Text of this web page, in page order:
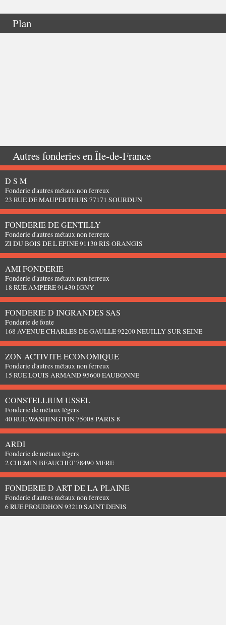
Plan
Autres fonderies enÎle-de-France
D S M
Fonderie d'autres métaux non ferreux
23 RUE DE MAUPERTHUIS 77171 SOURDUN
FONDERIE DE GENTILLY
Fonderie d'autres métaux non ferreux
ZI DU BOIS DE L EPINE 91130 RIS ORANGIS
AMI FONDERIE
Fonderie d'autres métaux non ferreux
18 RUE AMPERE 91430 IGNY
FONDERIE D INGRANDES SAS
Fonderie de fonte
168 AVENUE CHARLES DE GAULLE 92200 NEUILLY SUR SEINE
ZON ACTIVITE ECONOMIQUE
Fonderie d'autres métaux non ferreux
15 RUE LOUIS ARMAND 95600 EAUBONNE
CONSTELLIUM USSEL
Fonderie de métaux légers
40 RUE WASHINGTON 75008 PARIS 8
ARDI
Fonderie de métaux légers
2 CHEMIN BEAUCHET 78490 MERE
FONDERIE D ART DE LA PLAINE
Fonderie d'autres métaux non ferreux
6 RUE PROUDHON 93210 SAINT DENIS